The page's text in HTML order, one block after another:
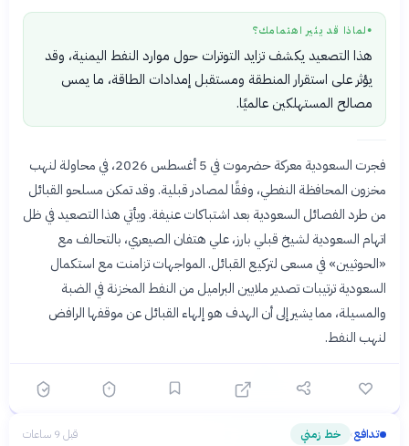
● لماذا قد يثير اهتمامك؟
هذا التصعيد يكشف تزايد التوترات حول موارد النفط اليمنية، وقد
يؤثر على استقرار المنطقة ومستقبل إمدادات الطاقة، ما يمس
مصالح المستهلكين عالميًا.
فجرت السعودية معركة حضرموت في 5 أغسطس 2026، في محاولة لنهب
مخزون المحافظة النفطي، وفقًا لمصادر قبلية. وقد تمكن مسلحو القبائل
من طرد الفصائل السعودية بعد اشتباكات عنيفة. ويأتي هذا التصعيد في ظل
اتهام السعودية لشيخ قبلي بارز، علي هتفان الصيعري، بالتحالف مع
«الحوثيين» في مسعى لتركيع القبائل. المواجهات تزامنت مع استكمال
السعودية ترتيبات تصدير ملايين البراميل من النفط المخزنة في الضبة
والمسيلة، مما يشير إلى أن الهدف هو إلهاء القبائل عن موقفها الرافض
لنهب النفط.
تدافع› خط زمني قبل 9 ساعات